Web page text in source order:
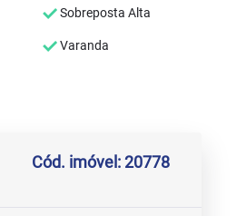
Sobreposta Alta
Varanda
Cód. imóvel: 20778